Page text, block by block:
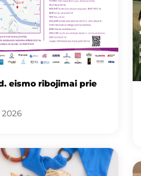
eismo ribojimai prie